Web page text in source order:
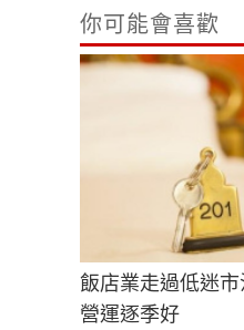
你可能會喜歡
飯店業走過低迷
營運逐季好